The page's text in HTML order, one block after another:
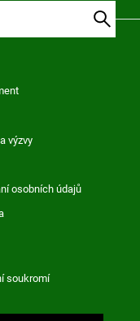
výzvy
osobních údajů
soukromí